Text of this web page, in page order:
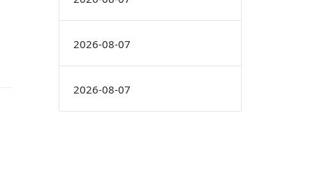
2026-08-07
2026-08-07